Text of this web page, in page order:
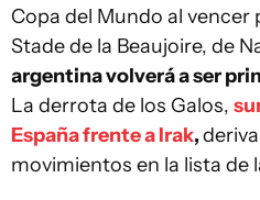
Copa del Mundo al vencer
Stade de la Beaujoire, de
argentina volverá a ser
La derrota de los Galos,
España frente a Irak,
movimientos en la lista de